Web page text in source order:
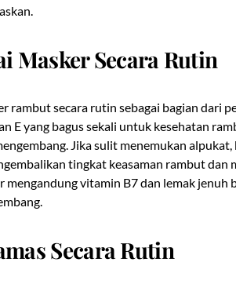
Masker Secara Rutin
rambut secara rutin sebagai bagian dari
E yang bagus sekali untuk kesehatan
Jika sulit menemukan
tingkat keasaman rambut dan
mengandung vitamin B7 dan lemak
Secara Rutin